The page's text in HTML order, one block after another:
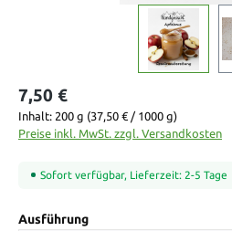
7,50 €
Inhalt: 200 g (37,50 € / 1000 g)
Preise inkl. MwSt. zzgl. Versandkosten
Sofort verfügbar, Lieferzeit: 2-5 Tage
Ausführungauswählen